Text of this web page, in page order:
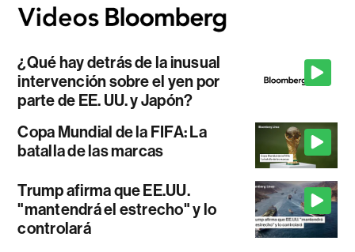
¿Qué hay detrás de la inusual
intervención sobre el yen por
parte de EE. UU. y Japón?
Copa Mundial de la FIFA: La
batalla de las marcas
Trump afirma que EE.UU.
"mantendrá el estrecho" y lo
controlará